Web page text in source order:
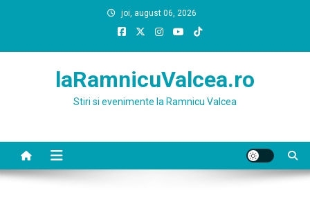
joi, august 06, 2026
laRamnicuValcea.ro
Stiri si evenimente la Ramnicu Valcea